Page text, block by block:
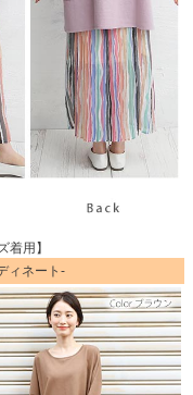
用】
ィネート-